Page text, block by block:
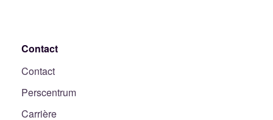
Contact
Contact
Perscentrum
Carrière